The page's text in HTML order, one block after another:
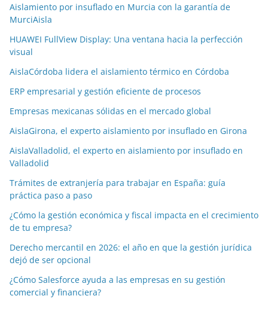
Aislamiento por insuflado en Murcia con la garantía de
MurciAisla
HUAWEI FullView Display: Una ventana hacia la perfección
visual
AislaCórdoba lidera el aislamiento térmico en Córdoba
ERP empresarial y gestión eficiente de procesos
Empresas mexicanas sólidas en el mercado global
AislaGirona, el experto aislamiento por insuflado en Girona
AislaValladolid, el experto en aislamiento por insuflado en
Valladolid
Trámites de extranjería para trabajar en España: guía
práctica paso a paso
¿Cómo la gestión económica y fiscal impacta en el crecimiento
de tu empresa?
Derecho mercantil en 2026: el año en que la gestión jurídica
dejó de ser opcional
¿Cómo Salesforce ayuda a las empresas en su gestión
comercial y financiera?